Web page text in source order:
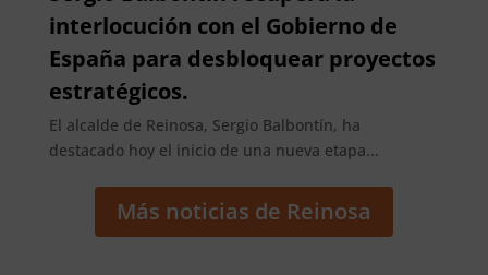
interlocución con el Gobierno de
España para desbloquear proyectos
estratégicos.
El alcalde de Reinosa, Sergio Balbontín, ha
destacado hoy el inicio de una nueva etapa...
Más noticias de Reinosa